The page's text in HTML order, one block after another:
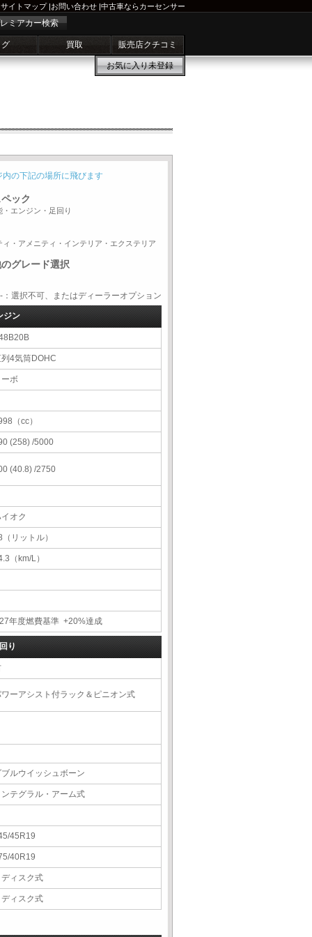
サイトマップ|お問い合わせ |中古車ならカーセンサー
ミアカー検索
買取 販売店クチコミ
お気に入り未登録
内の下記の場所に飛びます
ック
・エンジン・足回り
ィ・アメニティ・インテリア・エクステリア
グレード選択
択不可、またはディーラーオプション
ジン
4気筒DOHC
ボ
（cc）
(258) /5000
(40.8) /2750
オク
（リットル）
（km/L）
年度燃費基準 +20%達成
り
ーアシスト付ラック＆ピニオン式
ルウイッシュボーン
テグラル・アーム式
45R19
40R19
ィスク式
ィスク式